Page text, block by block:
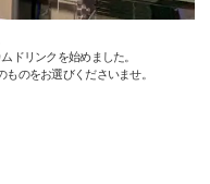
ドリンクを始めました。
のをお選びくださいませ。